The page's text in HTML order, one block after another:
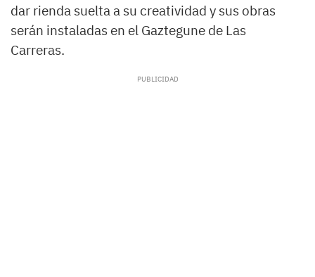
dar rienda suelta a su creatividad y sus obras
serán instaladas en el Gaztegune de Las
Carreras.